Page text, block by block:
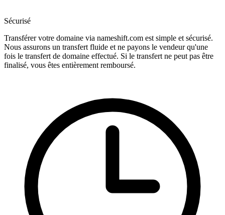
Sécurisé
Transférer votre domaine via nameshift.com est simple et sécurisé.
Nous assurons un transfert fluide et ne payons le vendeur qu'une
fois le transfert de domaine effectué. Si le transfert ne peut pas être
finalisé, vous êtes entièrement remboursé.